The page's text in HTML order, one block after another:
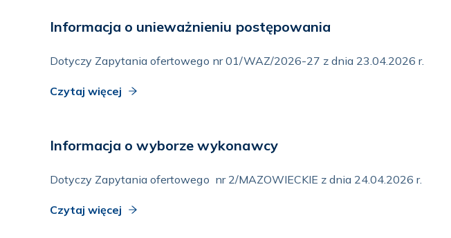
Informacja o unieważnieniu postępowania
Dotyczy Zapytania ofertowego nr 01/WAZ/2026-27 z dnia 23.04.2026 r.
Czytaj więcej
Informacja o wyborze wykonawcy
Dotyczy Zapytania ofertowego nr 2/MAZOWIECKIE z dnia 24.04.2026 r.
Czytaj więcej